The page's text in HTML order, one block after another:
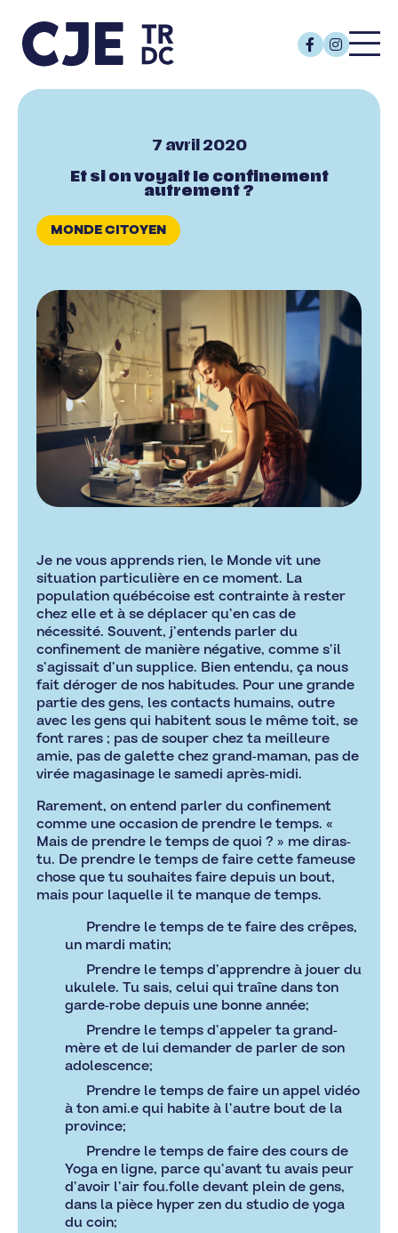
7 avril 2020
Et si on voyait le confinement
autrement ?
MONDE CITOYEN
Je ne vous apprends rien, le Monde vit une
situation particulière en ce moment. La
population québécoise est contrainte à rester
chez elle et à se déplacer qu’en cas de
nécessité. Souvent, j’entends parler du
confinement de manière négative, comme s’il
s’agissait d’un supplice. Bien entendu, ça nous
fait déroger de nos habitudes. Pour une grande
partie des gens, les contacts humains, outre
avec les gens qui habitent sous le même toit, se
font rares ; pas de souper chez ta meilleure
amie, pas de galette chez grand-maman, pas de
virée magasinage le samedi après-midi.
Rarement, on entend parler du confinement
comme une occasion de prendre le temps. «
Mais de prendre le temps de quoi ? » me diras-
tu. De prendre le temps de faire cette fameuse
chose que tu souhaites faire depuis un bout,
mais pour laquelle il te manque de temps.
Prendre le temps de te faire des crêpes,
un mardi matin;
Prendre le temps d’apprendre à jouer du
ukulele. Tu sais, celui qui traîne dans ton
garde-robe depuis une bonne année;
Prendre le temps d’appeler ta grand-
mère et de lui demander de parler de son
adolescence;
Prendre le temps de faire un appel vidéo
à ton ami.e qui habite à l’autre bout de la
province;
Prendre le temps de faire des cours de
Yoga en ligne, parce qu’avant tu avais peur
d’avoir l’air fou.folle devant plein de gens,
dans la pièce hyper zen du studio de yoga
du coin;